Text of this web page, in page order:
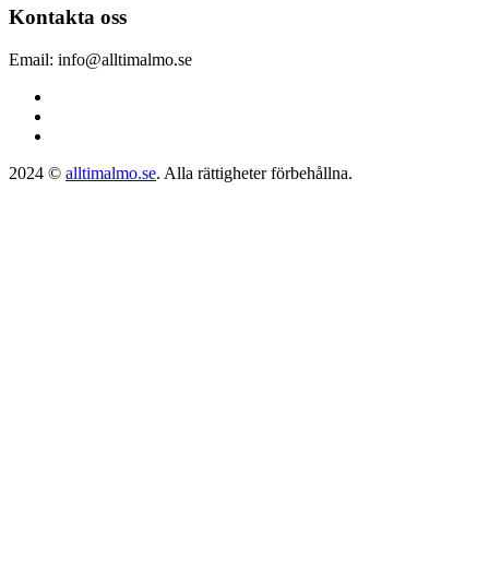
Kontakta oss
Email: info@alltimalmo.se
2024 © alltimalmo.se. Alla rättigheter förbehållna.